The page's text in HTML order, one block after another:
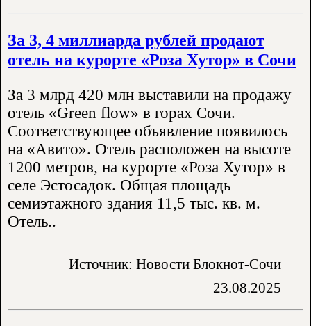
За 3, 4 миллиарда рублей продают
отель на курорте «Роза Хутор» в Сочи
За 3 млрд 420 млн выставили на продажу
отель «Green flow» в горах Сочи.
Соответствующее объявление появилось
на «Авито». Отель расположен на высоте
1200 метров, на курорте «Роза Хутор» в
селе Эстосадок. Общая площадь
семиэтажного здания 11,5 тыс. кв. м.
Отель..
Источник: Новости Блокнот-Сочи
23.08.2025